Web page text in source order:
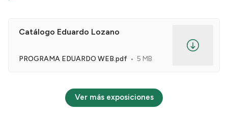
Catálogo Eduardo Lozano
PROGRAMA EDUARDO WEB.pdf 5 MB
Ver más exposiciones